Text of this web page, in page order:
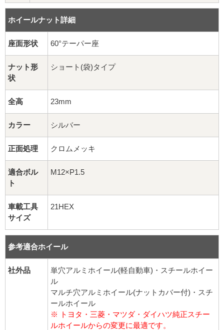
20インチ：夏タイヤホイール
ホイールナット
ロング球面ナット
貫通ナット
袋ナット
ロング袋ナット
ショート袋ナット
スチール鉄ホイール
ホイールナット詳細
座面形状 60°テーパー座
ナット形
状
ショート(袋)タイプ
全高 23mm
カラー シルバー
正面処理 クロムメッキ
適合ボル
ト
M12×P1.5
車載工具
サイズ
21HEX
参考適合ホイール
社外品
単穴アルミホイール(軽自動車)・スチールホイー
ル
マルチ穴アルミホイール(ナットカバー付)・スチ
ールホイール
※ トヨタ・三菱・マツダ・ダイハツ純正スチー
ルホイールからの変更に最適です。